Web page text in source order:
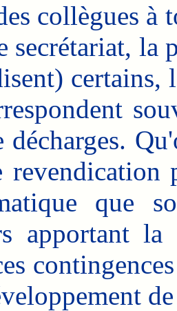
collègues à
secrétariat, la
certains,
décharges.
que
apportant